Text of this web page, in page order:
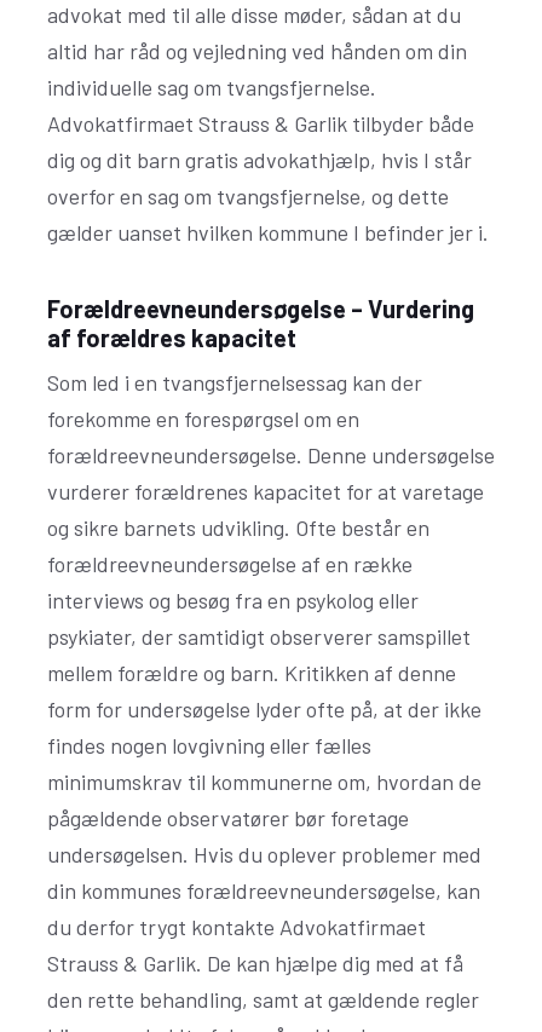
advokat med til alle disse møder, sådan at du
altid har råd og vejledning ved hånden om din
individuelle sag om tvangsfjernelse.
Advokatfirmaet Strauss & Garlik tilbyder både
dig og dit barn gratis advokathjælp, hvis I står
overfor en sag om tvangsfjernelse, og dette
gælder uanset hvilken kommune I befinder jer i.
Forældreevneundersøgelse – Vurdering
af forældres kapacitet
Som led i en tvangsfjernelsessag kan der
forekomme en forespørgsel om en
forældreevneundersøgelse. Denne undersøgelse
vurderer forældrenes kapacitet for at varetage
og sikre barnets udvikling. Ofte består en
forældreevneundersøgelse af en række
interviews og besøg fra en psykolog eller
psykiater, der samtidigt observerer samspillet
mellem forældre og barn. Kritikken af denne
form for undersøgelse lyder ofte på, at der ikke
findes nogen lovgivning eller fælles
minimumskrav til kommunerne om, hvordan de
pågældende observatører bør foretage
undersøgelsen. Hvis du oplever problemer med
din kommunes forældreevneundersøgelse, kan
du derfor trygt kontakte Advokatfirmaet
Strauss & Garlik. De kan hjælpe dig med at få
den rette behandling, samt at gældende regler